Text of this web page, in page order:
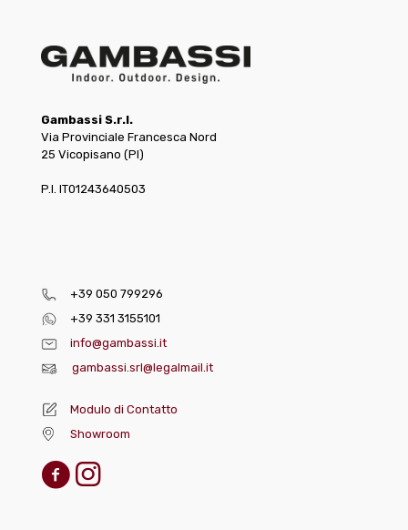
Gambassi S.r.l.
Via Provinciale Francesca Nord
25 Vicopisano (PI)
P.I. IT01243640503
+39 050 799296
+39 331 3155101
info@gambassi.it
gambassi.srl@legalmail.it
Modulo di Contatto
Showroom